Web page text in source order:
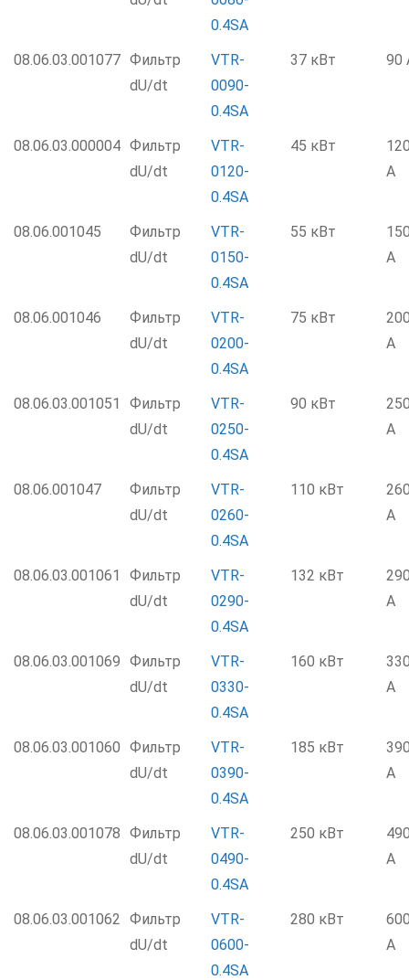
0.4SA
08.06.03.001077 Фильтр
dU/dt
VTR-
0090-
0.4SA
37 кВт 90
08.06.03.000004 Фильтр
dU/dt
VTR-
0120-
0.4SA
45 кВт
А
08.06.001045
Фильтр
dU/dt
VTR-
0150-
0.4SA
55 кВт
А
08.06.001046
Фильтр
dU/dt
VTR-
0200-
0.4SA
75 кВт
А
08.06.03.001051
Фильтр
dU/dt
VTR-
0250-
0.4SA
90 кВт
А
08.06.001047
Фильтр
dU/dt
VTR-
0260-
0.4SA
110 кВт
А
08.06.03.001061
Фильтр
dU/dt
VTR-
0290-
0.4SA
132 кВт
А
08.06.03.001069 Фильтр
dU/dt
VTR-
0330-
0.4SA
160 кВт
А
08.06.03.001060 Фильтр
dU/dt
VTR-
0390-
0.4SA
185 кВт
А
08.06.03.001078 Фильтр
dU/dt
VTR-
0490-
0.4SA
250 кВт
А
08.06.03.001062 Фильтр
dU/dt
VTR-
0600-
0.4SA
280 кВт
А